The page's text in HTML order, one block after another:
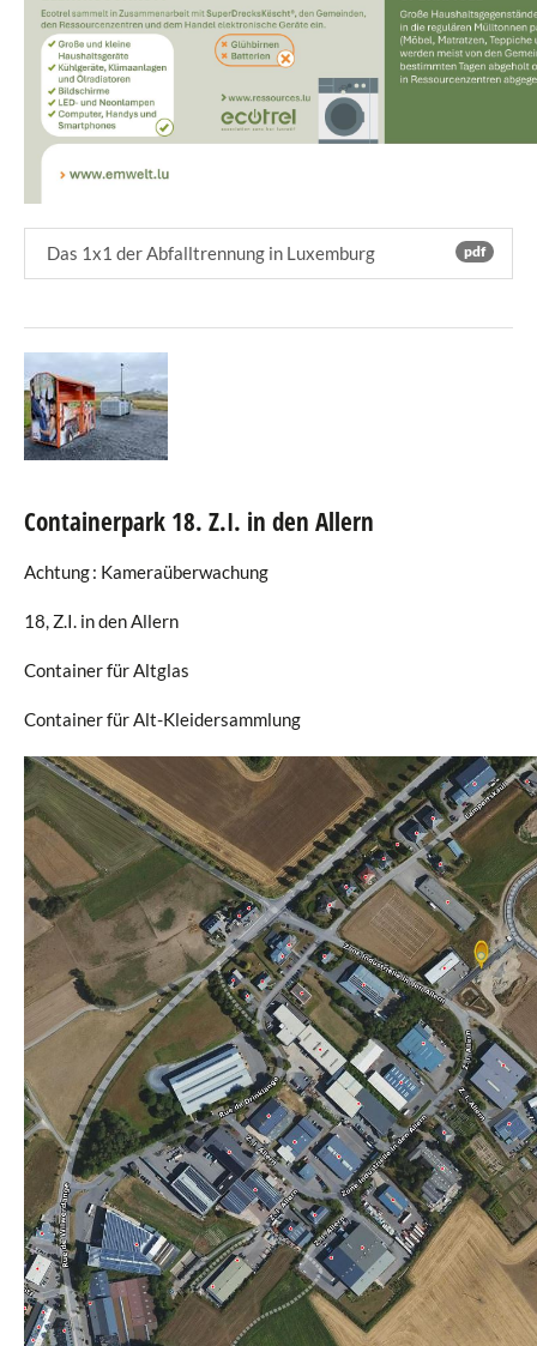
pdf
Das 1x1 der Abfalltrennung in Luxemburg
Containerpark 18. Z.I. in den Allern
Achtung : Kameraüberwachung
18, Z.I. in den Allern
Container für Altglas
Container für Alt-Kleidersammlung